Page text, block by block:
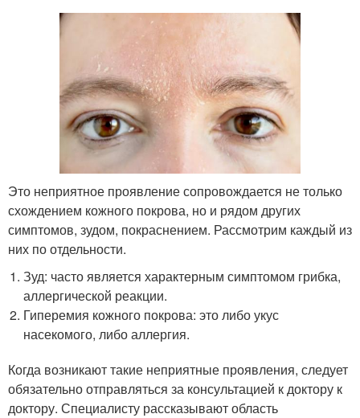
Это неприятное проявление сопровождается не только
схождением кожного покрова, но и рядом других
симптомов, зудом, покраснением. Рассмотрим каждый из
них по отдельности.
Зуд: часто является характерным симптомом грибка,
аллергической реакции.
Гиперемия кожного покрова: это либо укус
насекомого, либо аллергия.
Когда возникают такие неприятные проявления, следует
обязательно отправляться за консультацией к доктору к
доктору. Специалисту рассказывают область